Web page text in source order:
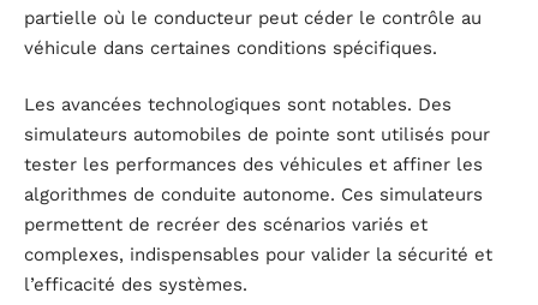
partielle où le conducteur peut céder le contrôle au
véhicule dans certaines conditions spécifiques.
Les avancées technologiques sont notables. Des
simulateurs automobiles de pointe sont utilisés pour
tester les performances des véhicules et affiner les
algorithmes de conduite autonome. Ces simulateurs
permettent de recréer des scénarios variés et
complexes, indispensables pour valider la sécurité et
l’efficacité des systèmes.